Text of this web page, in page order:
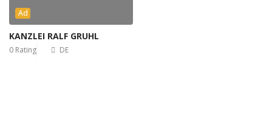
Ad
KANZLEI RALF GRUHL
0 Rating DE